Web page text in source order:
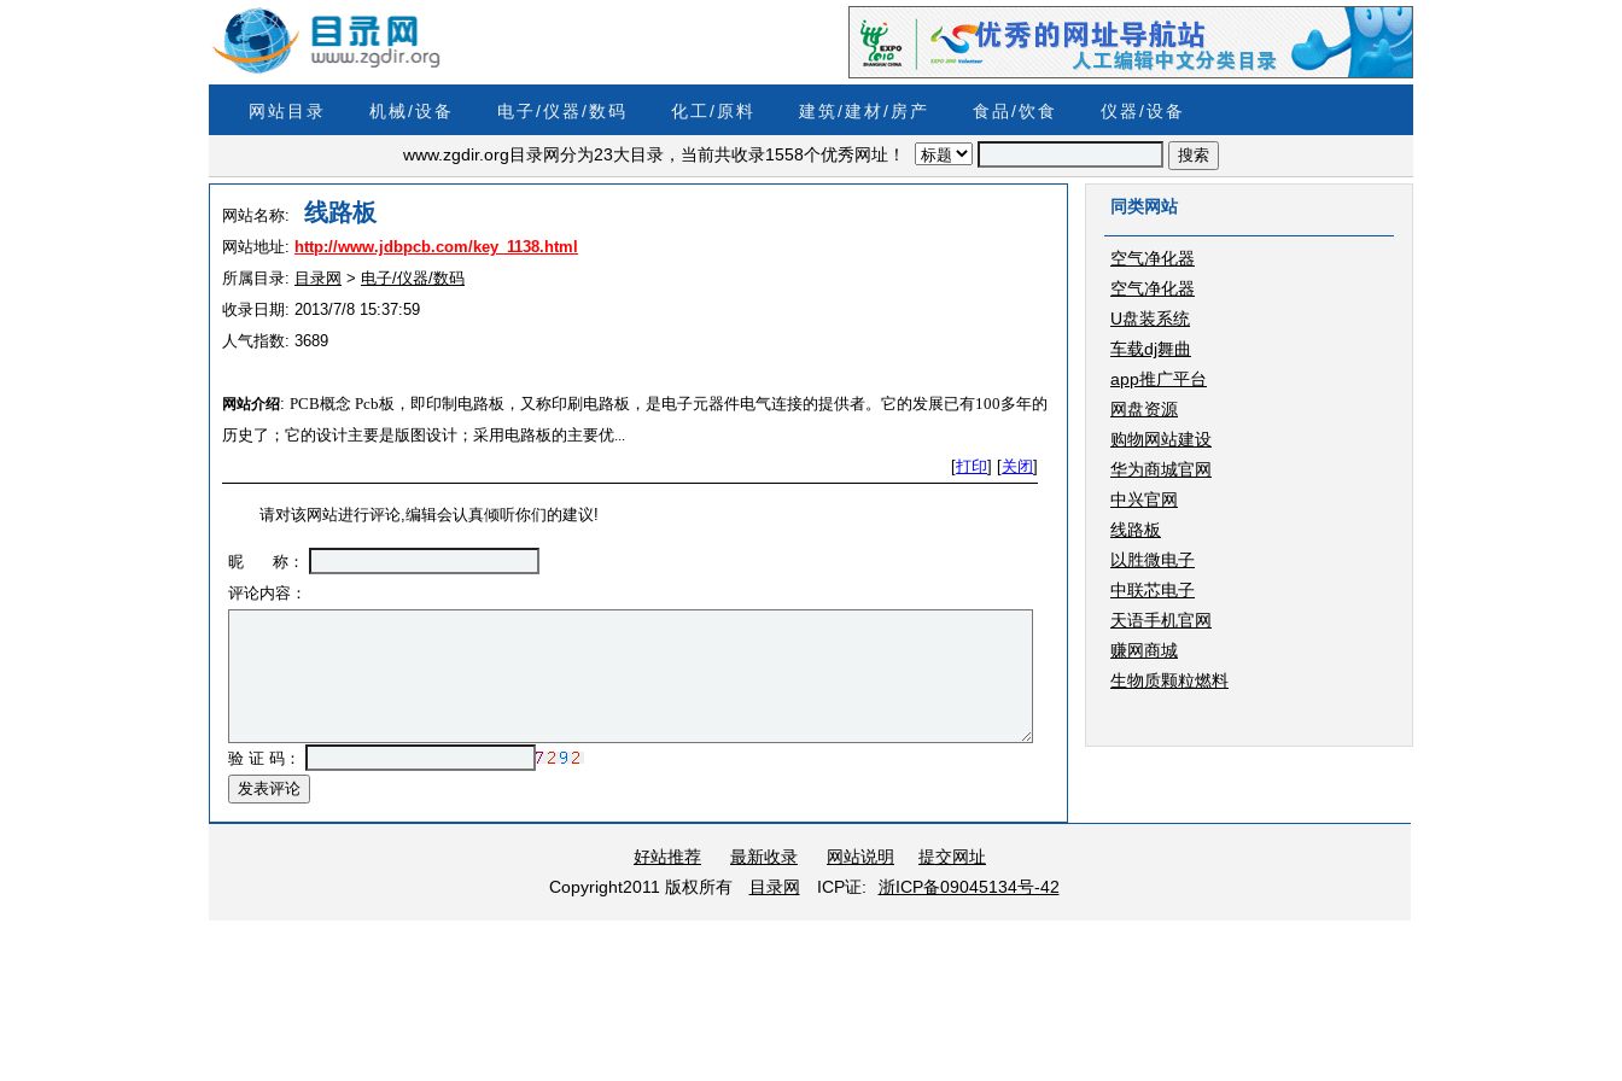
网站目录 机械/设备 电子/仪器/数码 化工/原料 建筑/建材/房产 食品/饮食 仪器/设备
www.zgdir.org目录网分为23大目录，当前共收录1558个优秀网址！
网站名称: 线路板
网站地址: http://www.jdbpcb.com/key_1138.html
所属目录: 目录网 > 电子/仪器/数码
收录日期: 2013/7/8 15:37:59
人气指数: 3689
网站介绍: PCB概念 Pcb板，即印制电路板，又称印刷电路板，是电子元器件电气连接的提供者。它的发展已有100多年的
历史了；它的设计主要是版图设计；采用电路板的主要优...
[打印] [关闭]
请对该网站进行评论,编辑会认真倾听你们的建议!
昵 称：
评论内容：
验 证 码：
同类网站
空气净化器
空气净化器
U盘装系统
车载dj舞曲
app推广平台
网盘资源
购物网站建设
华为商城官网
中兴官网
线路板
以胜微电子
中联芯电子
天语手机官网
赚网商城
生物质颗粒燃料
好站推荐 最新收录 网站说明
提交网址
Copyright2011 版权所有
目录网 ICP证: 浙ICP备09045134号-42